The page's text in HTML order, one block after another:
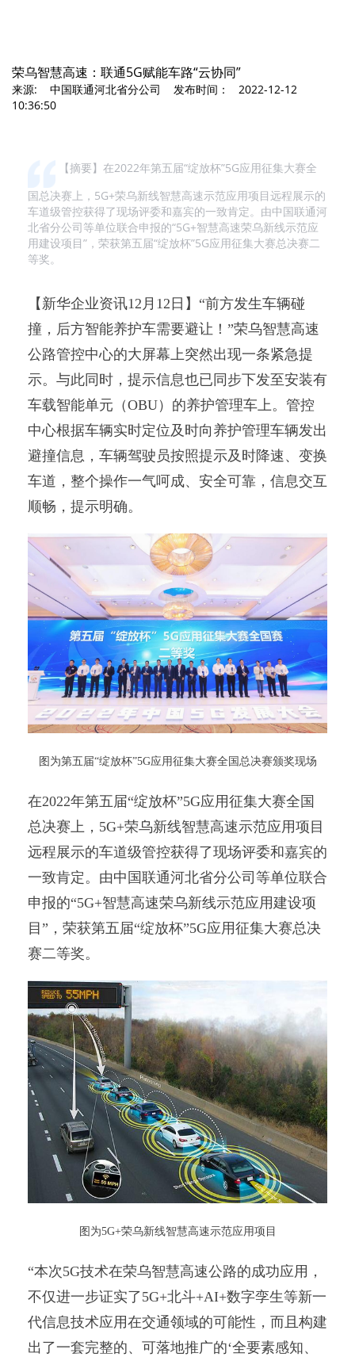
荣乌智慧高速：联通5G赋能车路“云协同”
来源: 中国联通河北省分公司 发布时间： 2022-12-12
10:36:50
【摘要】在2022年第五届“绽放杯”5G应用征集大赛全
国总决赛上，5G+荣乌新线智慧高速示范应用项目远程展示的
车道级管控获得了现场评委和嘉宾的一致肯定。由中国联通河
北省分公司等单位联合申报的“5G+智慧高速荣乌新线示范应
用建设项目”，荣获第五届“绽放杯”5G应用征集大赛总决赛二
等奖。
【新华企业资讯12月12日】“前方发生车辆碰
撞，后方智能养护车需要避让！”荣乌智慧高速
公路管控中心的大屏幕上突然出现一条紧急提
示。与此同时，提示信息也已同步下发至安装有
车载智能单元（OBU）的养护管理车上。管控
中心根据车辆实时定位及时向养护管理车辆发出
避撞信息，车辆驾驶员按照提示及时降速、变换
车道，整个操作一气呵成、安全可靠，信息交互
顺畅，提示明确。
图为第五届“绽放杯”5G应用征集大赛全国总决赛颁奖现场
在2022年第五届“绽放杯”5G应用征集大赛全国
总决赛上，5G+荣乌新线智慧高速示范应用项目
远程展示的车道级管控获得了现场评委和嘉宾的
一致肯定。由中国联通河北省分公司等单位联合
申报的“5G+智慧高速荣乌新线示范应用建设项
目”，荣获第五届“绽放杯”5G应用征集大赛总决
赛二等奖。
图为5G+荣乌新线智慧高速示范应用项目
“本次5G技术在荣乌智慧高速公路的成功应用，
不仅进一步证实了5G+北斗+AI+数字孪生等新一
代信息技术应用在交通领域的可能性，而且构建
出了一套完整的、可落地推广的‘全要素感知、